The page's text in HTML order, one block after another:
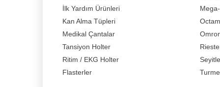
İlk Yardım Ürünleri
Kan Alma Tüpleri
Medikal Çantalar
Tansiyon Holter
Ritim / EKG Holter
Flasterler